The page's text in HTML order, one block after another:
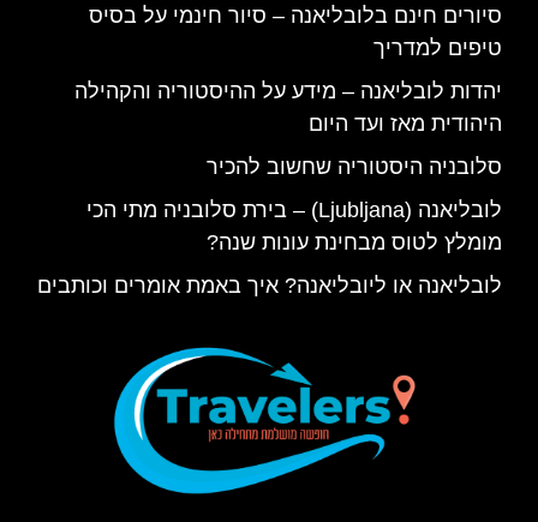
סיורים חינם בלובליאנה – סיור חינמי על בסיס
טיפים למדריך
יהדות לובליאנה – מידע על ההיסטוריה והקהילה
היהודית מאז ועד היום
סלובניה היסטוריה שחשוב להכיר
לובליאנה (Ljubljana) – בירת סלובניה מתי הכי
מומלץ לטוס מבחינת עונות שנה?
לובליאנה או ליובליאנה? איך באמת אומרים וכותבים